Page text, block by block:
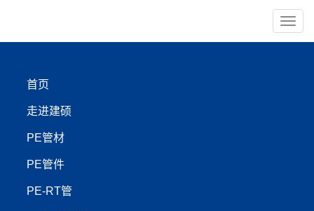
导
首页
走进建硕
PE管材
PE管件
PE-RT管
PE-RT管
【管材服务:400-999-4440】